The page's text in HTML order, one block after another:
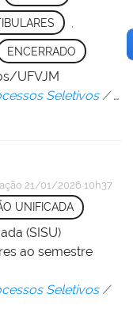
ENCERRADO
UFVJM
Seletivos /…
21/01/2026 10h37
UNIFICADA
(SISU)
ao semestre
Seletivos /